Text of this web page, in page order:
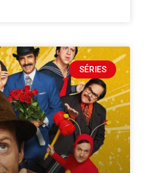
SÉRIES